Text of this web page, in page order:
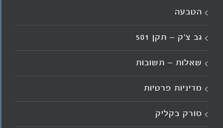
הטבעה
גב צ’ק – תקן 501
שאלות – תשובות
מדיניות פרטיות
סורק בקליק